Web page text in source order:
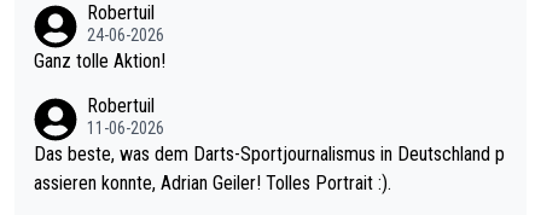
mal 40+ erst recht. Da gewinnst keinen Blumentopf - ist ja noc
h krasser wie ein Pokalspiel eines Kreisligisten vs einem Bund
Robertuil
24-06-2026
Ganz tolle Aktion!
Robertuil
11-06-2026
Das beste, was dem Darts-Sportjournalismus in Deutschland p
assieren konnte, Adrian Geiler! Tolles Portrait :).